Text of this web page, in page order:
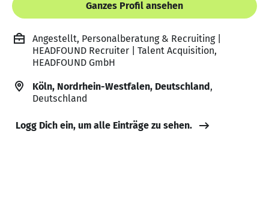
Ganzes Profil ansehen
Angestellt, Personalberatung & Recruiting |
HEADFOUND Recruiter | Talent Acquisition,
HEADFOUND GmbH
Köln, Nordrhein-Westfalen, Deutschland,
Deutschland
Logg Dich ein, um alle Einträge zu sehen.